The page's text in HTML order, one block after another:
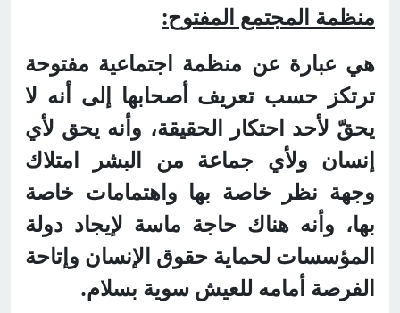
منظمة المجتمع المفتوح:
هي عبارة عن منظمة اجتماعية مفتوحة
ترتكز حسب تعريف أصحابها إلى أنه لا
يحقّ لأحد احتكار الحقيقة، وأنه يحق لأي
إنسان ولأي جماعة من البشر امتلاك
وجهة نظر خاصة بها واهتمامات خاصة
بها، وأنه هناك حاجة ماسة لإيجاد دولة
المؤسسات لحماية حقوق الإنسان وإتاحة
الفرصة أمامه للعيش سوية بسلام.